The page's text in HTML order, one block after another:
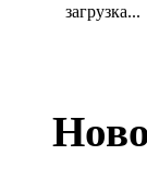
загрузка...